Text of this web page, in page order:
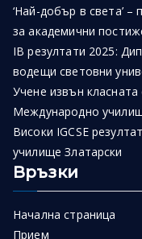
‘Най-добър в света’
за академични
IB резултати 2025:
водещи световни
Учене извън класната
Международно
Високи IGCSE
училище Златарски
Връзки
Начална страница
Прием